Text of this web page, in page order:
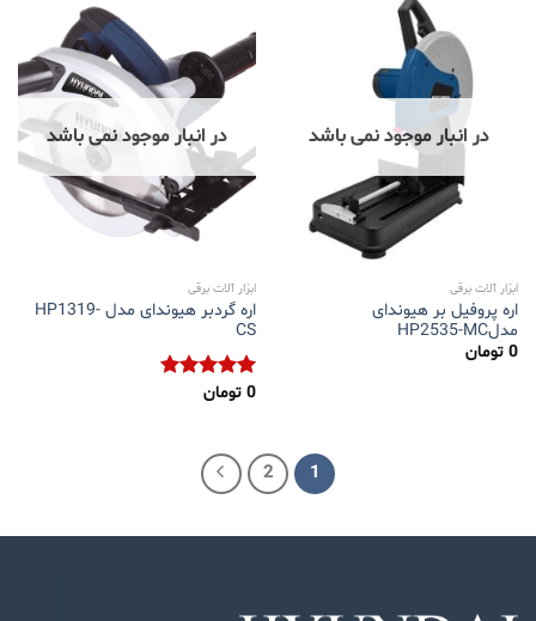
در انبار موجود نمی باشد
ابزار آلات برقی
اره پروفیل بر هیوندای
مدلHP2535-MC
0 تومان
در انبار موجود نمی باشد
ابزار آلات برقی
اره گردبر هیوندای مدل HP1319-
CS
نمره5.00
0 تومان
1
2